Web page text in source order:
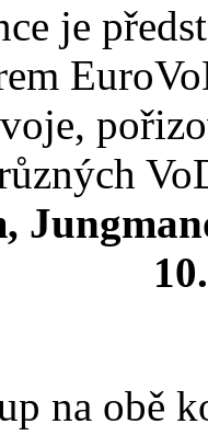
je
na obě